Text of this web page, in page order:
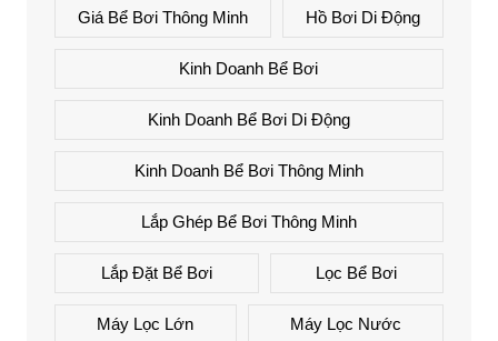
Giá Bể Bơi Thông Minh Hồ Bơi Di Động
Kinh Doanh Bể Bơi
Kinh Doanh Bể Bơi Di Động
Kinh Doanh Bể Bơi Thông Minh
Lắp Ghép Bể Bơi Thông Minh
Lắp Đặt Bể Bơi Lọc Bể Bơi
Máy Lọc Lớn Máy Lọc Nước